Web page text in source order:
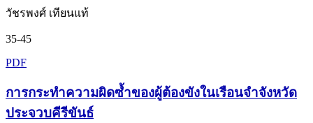
วัชรพงศ์ เทียนแท้
35-45
PDF
การกระทำความผิดซ้ำของผู้ต้องขังในเรือนจำจังหวัด
ประจวบคีรีขันธ์